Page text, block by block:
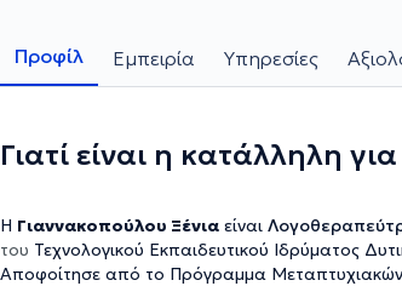
Προφίλ Εμπειρία Υπηρεσίες
Γιατί είναι η κατάλληλη
Η Γιαννακοπούλου Ξένια είναι
του Τεχνολογικού Εκπαιδευτικού Ιδρύματος
Αποφοίτησε από το Πρόγραμμα Μεταπτυχιακών Σπουδών του Ελληνικού Ανοικτού Πανεπιστημίου